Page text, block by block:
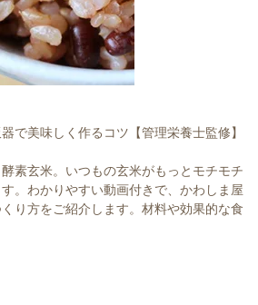
で美味しく作るコツ【管理栄養士監修】
素玄米。いつもの玄米がもっとモチモチ
。わかりやすい動画付きで、かわしま屋
り方をご紹介します。材料や効果的な食